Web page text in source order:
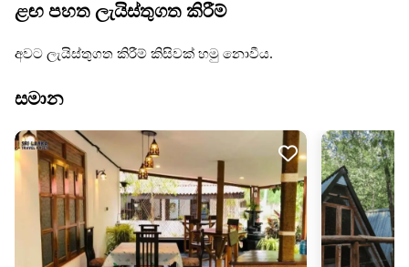
ළඟ පහත ලැයිස්තුගත කිරීම්
අවට ලැයිස්තුගත කිරීම් කිසිවක් හමු නොවීය.
සමාන